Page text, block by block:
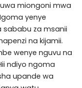
miongoni mwa
yenye
za msanii
na kijamii.
wenye nguvu na
ndiyo ngoma
upande wa